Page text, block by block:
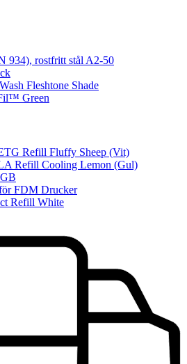
934), rostfritt stål A2-50
Fleshtone Shade
Green
Refill Fluffy Sheep (Vit)
Refill Cooling Lemon (Gul)
FDM Drucker
Refill White